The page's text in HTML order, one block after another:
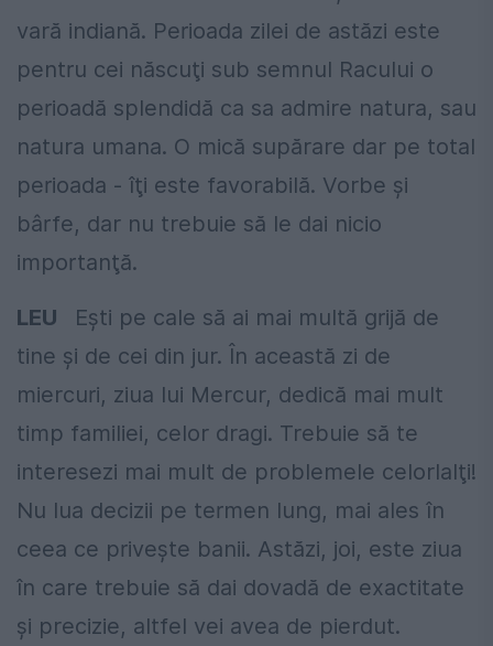
vară indiană. Perioada zilei de astăzi este
pentru cei născuţi sub semnul Racului o
perioadă splendidă ca sa admire natura, sau
natura umana. O mică supărare dar pe total
perioada - îţi este favorabilă. Vorbe şi
bârfe, dar nu trebuie să le dai nicio
importanţă.
LEU
Eşti pe cale să ai mai multă grijă de
tine şi de cei din jur. În această zi de
miercuri, ziua lui Mercur, dedică mai mult
timp familiei, celor dragi. Trebuie să te
interesezi mai mult de problemele celorlalţi!
Nu lua decizii pe termen lung, mai ales în
ceea ce priveşte banii. Astăzi, joi, este ziua
în care trebuie să dai dovadă de exactitate
şi precizie, altfel vei avea de pierdut.